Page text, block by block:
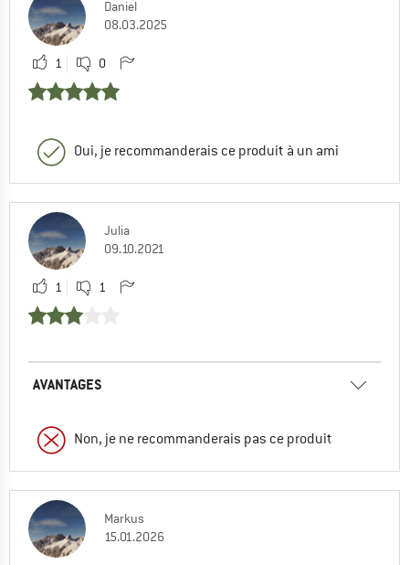
Daniel
08.03.2025
1 0
Oui, je recommanderais ce produit à un ami
Julia
09.10.2021
1 1
AVANTAGES
Non, je ne recommanderais pas ce produit
Markus
15.01.2026